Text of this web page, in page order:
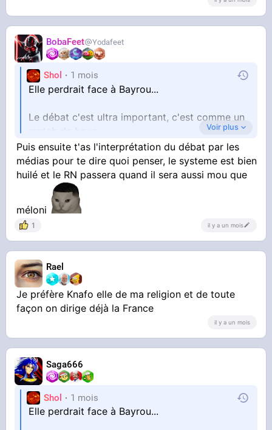
BobaFeet Yodafeet
Shol 1 mois
Elle perdrait face à Bayrou...
Le débat c'est ultra important, c'est comme un
Tu doit bien avoir 40% de la population qui ne
vote que par le sentiment qu'il auront de voir
un gagnant ou un perdant du débat
Voir plus
Puis ensuite t'as l'interprétation du débat par les
médias pour te dire quoi penser, le systeme est bien
huilé et le RN passera quand il sera aussi mou que
méloni
1 il y a un mois
Rael
Je préfère Knafo elle de ma religion et de toute
façon on dirige déjà la France
il y a un mois
Saga666
Shol 1 mois
Elle perdrait face à Bayrou...